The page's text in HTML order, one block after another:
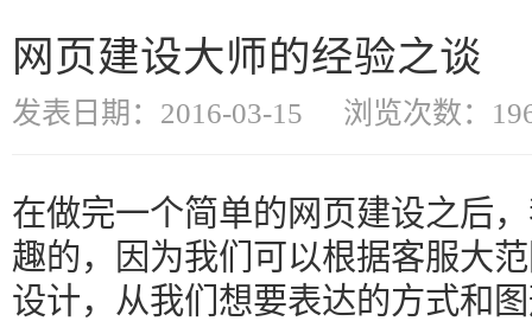
网页建设大师的经验之谈
发表日期：2016-03-15 浏览次数：
在做完一个简单的网页建设之后
趣的，因为我们可以根据客服大
设计，从我们想要表达的方式和